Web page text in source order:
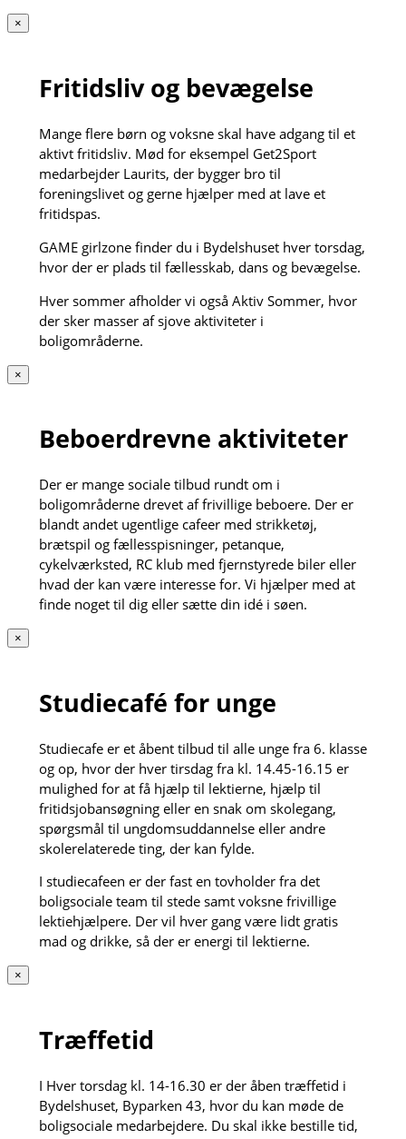
×
Fritidsliv og bevægelse
Mange flere børn og voksne skal have adgang til et
aktivt fritidsliv. Mød for eksempel Get2Sport
medarbejder Laurits, der bygger bro til
foreningslivet og gerne hjælper med at lave et
fritidspas.
GAME girlzone finder du i Bydelshuset hver torsdag,
hvor der er plads til fællesskab, dans og bevægelse.
Hver sommer afholder vi også Aktiv Sommer, hvor
der sker masser af sjove aktiviteter i
boligområderne.
×
Beboerdrevne aktiviteter
Der er mange sociale tilbud rundt om i
boligområderne drevet af frivillige beboere. Der er
blandt andet ugentlige cafeer med strikketøj,
brætspil og fællesspisninger, petanque,
cykelværksted, RC klub med fjernstyrede biler eller
hvad der kan være interesse for. Vi hjælper med at
finde noget til dig eller sætte din idé i søen.
×
Studiecafé for unge
Studiecafe er et åbent tilbud til alle unge fra 6. klasse
og op, hvor der hver tirsdag fra kl. 14.45-16.15 er
mulighed for at få hjælp til lektierne, hjælp til
fritidsjobansøgning eller en snak om skolegang,
spørgsmål til ungdomsuddannelse eller andre
skolerelaterede ting, der kan fylde.
I studiecafeen er der fast en tovholder fra det
boligsociale team til stede samt voksne frivillige
lektiehjælpere. Der vil hver gang være lidt gratis
mad og drikke, så der er energi til lektierne.
×
Træffetid
I Hver torsdag kl. 14-16.30 er der åben træffetid i
Bydelshuset, Byparken 43, hvor du kan møde de
boligsociale medarbejdere. Du skal ikke bestille tid,